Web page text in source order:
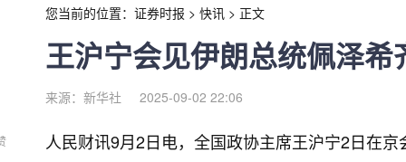
您当前的位置： 证券时报 > 快讯 > 正文
王沪宁会见伊朗总统佩泽希
来源：新华社 2025-09-02 22:06
人民财讯9月2日电，全国政协主席王沪宁2日在